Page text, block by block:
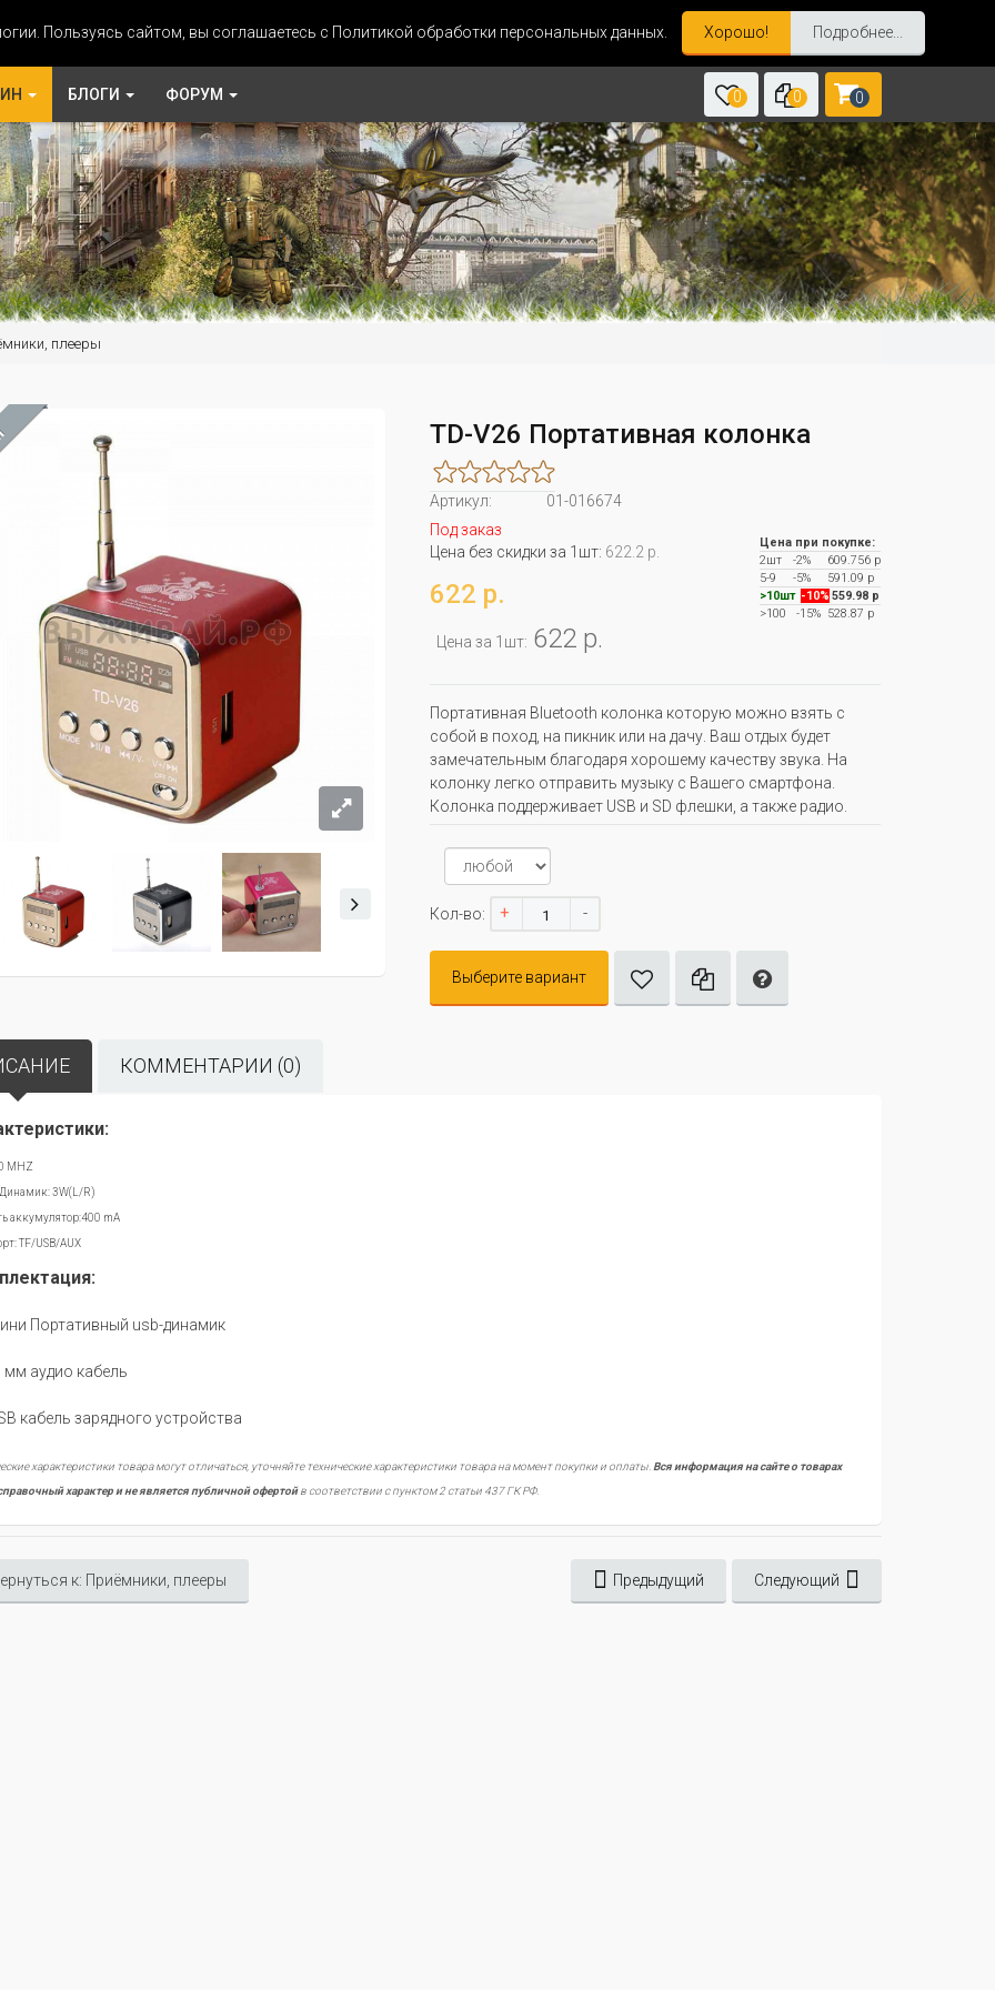
Пользуясь сайтом, вы соглашаетесь с Политикой обработки персональных данных. Хорошо! Подробнее...
БЛОГИ ФОРУМ 0 0 0
плееры
TD-V26 Портативная колонка
Артикул:
01-016674
Под заказ
Цена без скидки за 1шт: 622.2 р.
622 р.
Цена за 1шт: 622 р.
Цена при покупке:
2шт
-2%
609.756 р
5-9
-5%
591.09 р
>10шт -10% 559.98 р
>100
-15%528.87 р
Портативная Bluetooth колонка которую можно взять с
собой в поход, на пикник или на дачу. Ваш отдых будет
замечательным благодаря хорошему качеству звука. На
колонку легко отправить музыку с Вашего смартфона.
Колонка поддерживает USB и SD флешки, а также радио.
Кол-во: + -
Выберите вариант
КОММЕНТАРИИ (0)
MHZ
3W(L/R)
аккумулятор:400 mA
TF/USB/AUX
Портативный usb-динамик
мм аудио кабель
кабель зарядного устройства
характеристики товара могут отличаться, уточняйте технические характеристики товара на момент покупки и оплаты.Вся информация на сайте о товарах
характер и не является публичной офертойв соответствии с пунктом 2 статьи 437 ГК РФ.
к: Приёмники, плееры Предыдущий Следующий